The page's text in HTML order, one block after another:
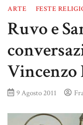
ARTE FESTE
Ruvo e
Vincenzo
9 Agosto 2011